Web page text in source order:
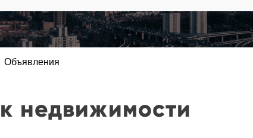
Объявления
недвижимости